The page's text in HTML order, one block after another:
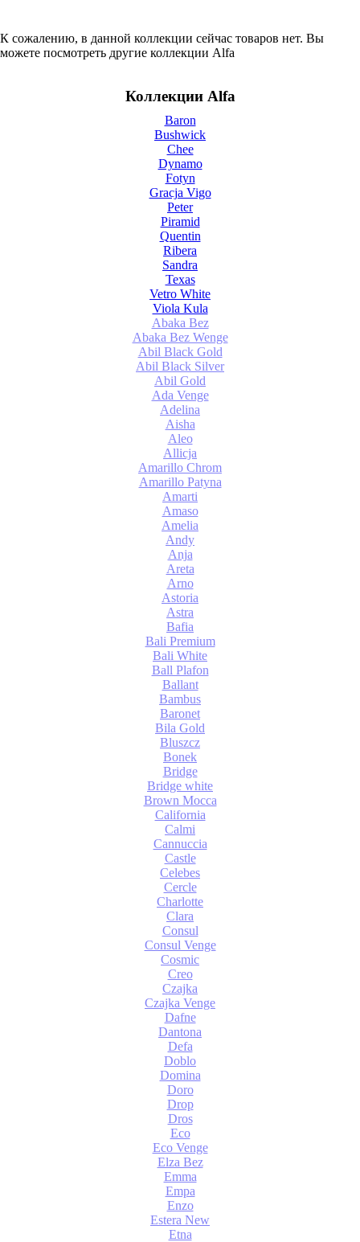
К сожалению, в данной коллекции сейчас товаров нет. Вы
можете посмотреть другие коллекции Alfa
Коллекции Alfa
Baron
Bushwick
Chee
Dynamo
Fotyn
Gracja Vigo
Peter
Piramid
Quentin
Ribera
Sandra
Texas
Vetro White
Viola Kula
Abaka Bez
Abaka Bez Wenge
Abil Black Gold
Abil Black Silver
Abil Gold
Ada Venge
Adelina
Aisha
Aleo
Allicja
Amarillo Chrom
Amarillo Patyna
Amarti
Amaso
Amelia
Andy
Anja
Areta
Arno
Astoria
Astra
Bafia
Bali Premium
Bali White
Ball Plafon
Ballant
Bambus
Baronet
Bila Gold
Bluszcz
Bonek
Bridge
Bridge white
Brown Mocca
California
Calmi
Cannuccia
Castle
Celebes
Cercle
Charlotte
Clara
Consul
Consul Venge
Cosmic
Creo
Czajka
Czajka Venge
Dafne
Dantona
Defa
Doblo
Domina
Doro
Drop
Dros
Eco
Eco Venge
Elza Bez
Emma
Empa
Enzo
Estera New
Etna